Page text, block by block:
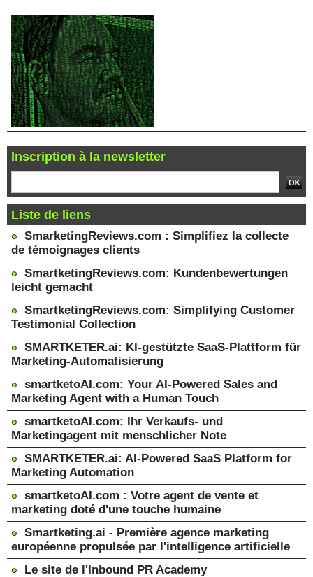
Inscription à la newsletter
Liste de liens
SmarketingReviews.com : Simplifiez la collecte
de témoignages clients
SmartketingReviews.com: Kundenbewertungen
leicht gemacht
SmartketingReviews.com: Simplifying Customer
Testimonial Collection
SMARTKETER.ai: KI-gestützte SaaS-Plattform für
Marketing-Automatisierung
smartketoAI.com: Your AI-Powered Sales and
Marketing Agent with a Human Touch
smartketoAI.com: Ihr Verkaufs- und
Marketingagent mit menschlicher Note
SMARTKETER.ai: AI-Powered SaaS Platform for
Marketing Automation
smartketoAI.com : Votre agent de vente et
marketing doté d'une touche humaine
Smartketing.ai - Première agence marketing
européenne propulsée par l'intelligence artificielle
Le site de l'Inbound PR Academy